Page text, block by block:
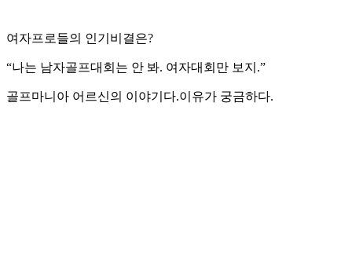
여자프로들의 인기비결은?
“나는 남자골프대회는 안 봐. 여자대회만 보지.”
골프마니아 어르신의 이야기다.이유가 궁금하다.